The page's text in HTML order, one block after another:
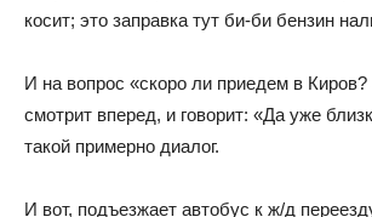
косит; это заправка тут би-би бензин
И на вопрос «скоро ли приедем в
смотрит вперед, и говорит: «Да уже
такой примерно диалог.
И вот, подъезжает автобус к ж/д